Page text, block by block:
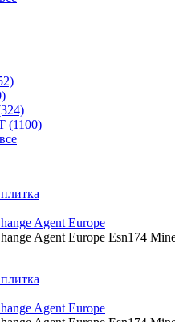
(1100)
Agent Europe
Agent Europe Esn174
Agent Europe